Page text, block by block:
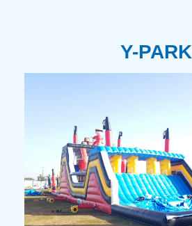
Y-PARK